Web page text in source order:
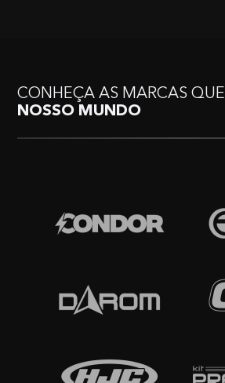
CONHEÇA AS MARCAS QUE
NOSSO MUNDO